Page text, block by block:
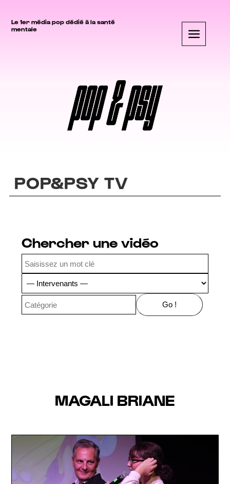
Le 1er média pop dédié à la santé
mentale
POP&PSY TV
Chercher une vidéo
MAGALI BRIANE